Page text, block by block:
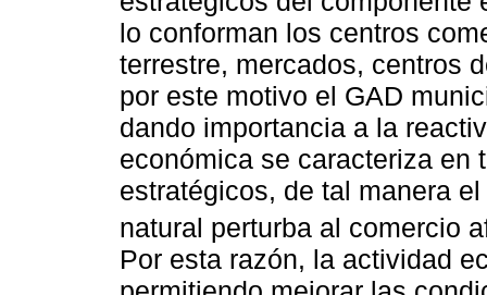
lo conforman los centros
terrestre, mercados, centros
por este motivo el GAD
dando importancia a la
económica se caracteriza en
estratégicos, de tal manera
natural perturba al comercio
Por esta razón, la actividad